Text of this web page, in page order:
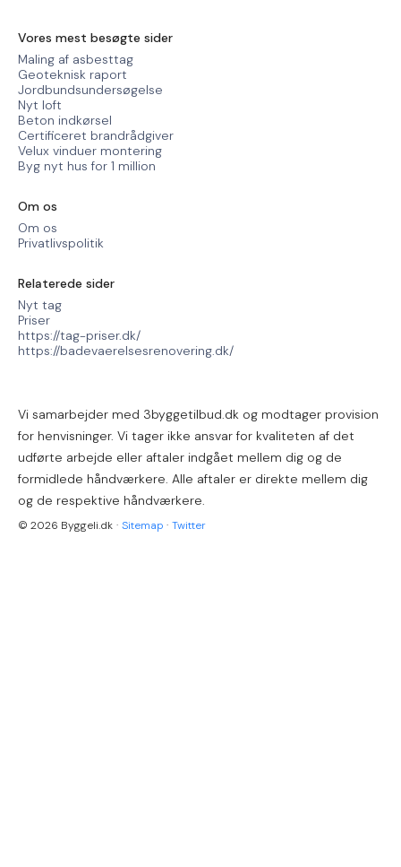
Vores mest besøgte sider
Maling af asbesttag
Geoteknisk raport
Jordbundsundersøgelse
Nyt loft
Beton indkørsel
Certificeret brandrådgiver
Velux vinduer montering
Byg nyt hus for 1 million
Om os
Om os
Privatlivspolitik
Relaterede sider
Nyt tag
Priser
https://tag-priser.dk/
https://badevaerelsesrenovering.dk/
Vi samarbejder med 3byggetilbud.dk og modtager provision
for henvisninger. Vi tager ikke ansvar for kvaliteten af det
udførte arbejde eller aftaler indgået mellem dig og de
formidlede håndværkere. Alle aftaler er direkte mellem dig
og de respektive håndværkere.
© 2026 Byggeli.dk · Sitemap · Twitter